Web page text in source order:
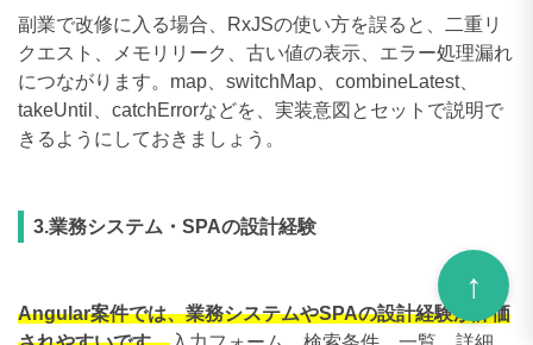
副業で改修に入る場合、RxJSの使い方を誤ると、二重リ
クエスト、メモリリーク、古い値の表示、エラー処理漏れ
につながります。map、switchMap、combineLatest、
takeUntil、catchErrorなどを、実装意図とセットで説明で
きるようにしておきましょう。
3.業務システム・SPAの設計経験
Angular案件では、業務システムやSPAの設計経験が評価